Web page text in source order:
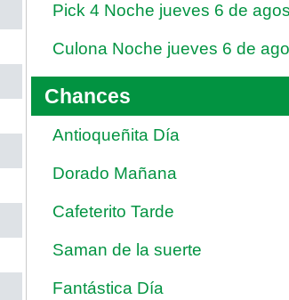
Pick 4 Noche jueves 6 de
Culona Noche jueves 6 de
Chances
Antioqueñita Día
Dorado Mañana
Cafeterito Tarde
Saman de la suerte
Fantástica Día